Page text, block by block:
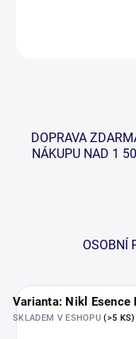
DOPRAVA
NÁKUPU NAD 1
OSOBNÍ
Varianta: Nikl Esence
SKLADEM V ESHOPU(>5 KS)